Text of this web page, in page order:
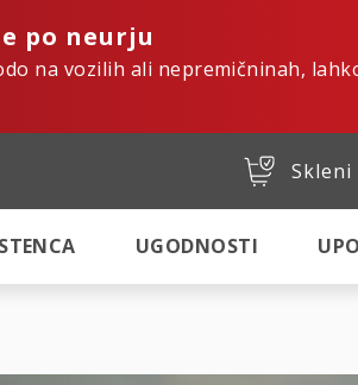
po neurju
na vozilih ali nepremičninah,
Skleni
UGODNOSTI